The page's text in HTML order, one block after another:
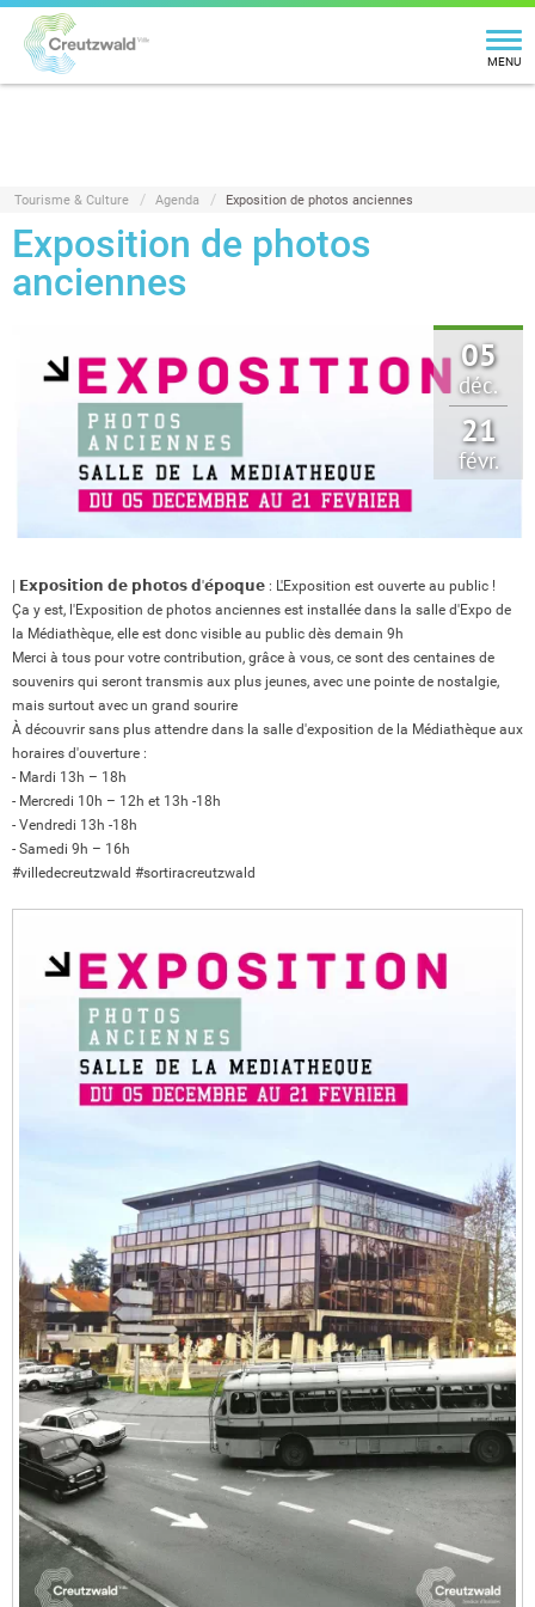
MENU
Tourisme & Culture Agenda Exposition de photos anciennes
Exposition de photos
anciennes
05
déc.
21
févr.
| 𝗘𝘅𝗽𝗼𝘀𝗶𝘁𝗶𝗼𝗻 𝗱𝗲 𝗽𝗵𝗼𝘁𝗼𝘀 𝗱'𝗲́𝗽𝗼𝗾𝘂𝗲 : L'Exposition est ouverte au public !
Ça y est, l'Exposition de photos anciennes est installée dans la salle d'Expo de
la Médiathèque, elle est donc visible au public dès demain 9h
Merci à tous pour votre contribution, grâce à vous, ce sont des centaines de
souvenirs qui seront transmis aux plus jeunes, avec une pointe de nostalgie,
mais surtout avec un grand sourire ️
À découvrir sans plus attendre dans la salle d'exposition de la Médiathèque aux
horaires d'ouverture :
- Mardi 13h – 18h
- Mercredi 10h – 12h et 13h -18h
- Vendredi 13h -18h
- Samedi 9h – 16h
#villedecreutzwald #sortiracreutzwald